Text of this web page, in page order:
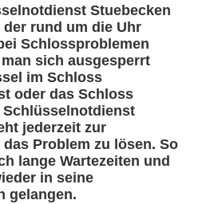
Stuebecken
rund um die Uhr
Schlossproblemen
sich ausgesperrt
im Schloss
oder das Schloss
jederzeit zur
Problem zu lösen. So
lange Wartezeiten und
in seine
gelangen.